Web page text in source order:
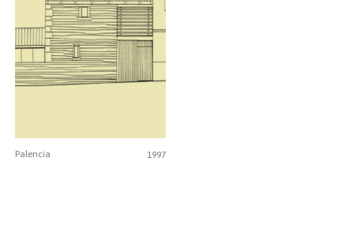
Palencia 1997